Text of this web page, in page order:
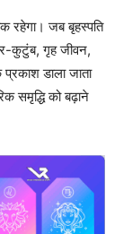
रहेगा। जब बृहस्पति
कुटुंब, गृह जीवन,
डाला जाता
समृद्धि को बढ़ाने